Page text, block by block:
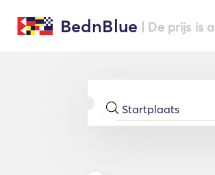
BednBlue | De prijs is